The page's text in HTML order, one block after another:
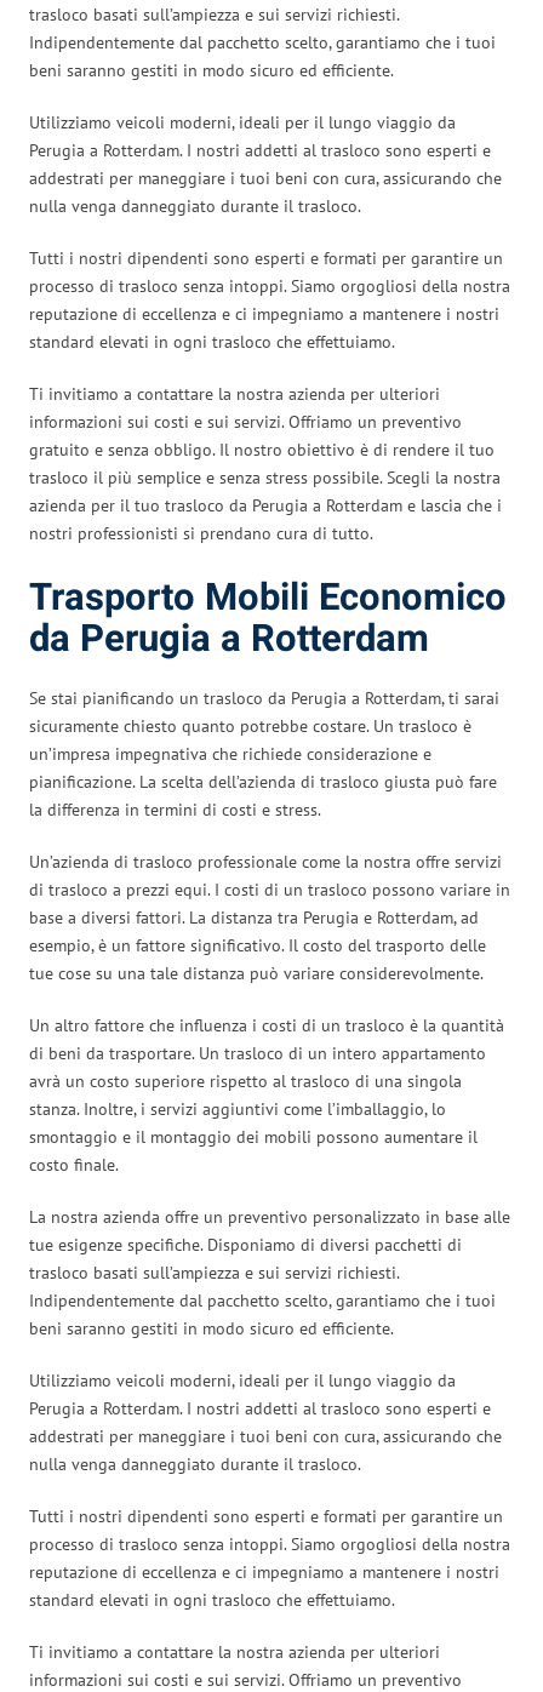
trasloco basati sull’ampiezza e sui servizi richiesti.
Indipendentemente dal pacchetto scelto, garantiamo che i tuoi
beni saranno gestiti in modo sicuro ed efficiente.
Utilizziamo veicoli moderni, ideali per il lungo viaggio da
Perugia a Rotterdam. I nostri addetti al trasloco sono esperti e
addestrati per maneggiare i tuoi beni con cura, assicurando che
nulla venga danneggiato durante il trasloco.
Tutti i nostri dipendenti sono esperti e formati per garantire un
processo di trasloco senza intoppi. Siamo orgogliosi della nostra
reputazione di eccellenza e ci impegniamo a mantenere i nostri
standard elevati in ogni trasloco che effettuiamo.
Ti invitiamo a contattare la nostra azienda per ulteriori
informazioni sui costi e sui servizi. Offriamo un preventivo
gratuito e senza obbligo. Il nostro obiettivo è di rendere il tuo
trasloco il più semplice e senza stress possibile. Scegli la nostra
azienda per il tuo trasloco da Perugia a Rotterdam e lascia che i
nostri professionisti si prendano cura di tutto.
Trasporto Mobili Economico
da Perugia a Rotterdam
Se stai pianificando un trasloco da Perugia a Rotterdam, ti sarai
sicuramente chiesto quanto potrebbe costare. Un trasloco è
un’impresa impegnativa che richiede considerazione e
pianificazione. La scelta dell’azienda di trasloco giusta può fare
la differenza in termini di costi e stress.
Un’azienda di trasloco professionale come la nostra offre servizi
di trasloco a prezzi equi. I costi di un trasloco possono variare in
base a diversi fattori. La distanza tra Perugia e Rotterdam, ad
esempio, è un fattore significativo. Il costo del trasporto delle
tue cose su una tale distanza può variare considerevolmente.
Un altro fattore che influenza i costi di un trasloco è la quantità
di beni da trasportare. Un trasloco di un intero appartamento
avrà un costo superiore rispetto al trasloco di una singola
stanza. Inoltre, i servizi aggiuntivi come l’imballaggio, lo
smontaggio e il montaggio dei mobili possono aumentare il
costo finale.
La nostra azienda offre un preventivo personalizzato in base alle
tue esigenze specifiche. Disponiamo di diversi pacchetti di
trasloco basati sull’ampiezza e sui servizi richiesti.
Indipendentemente dal pacchetto scelto, garantiamo che i tuoi
beni saranno gestiti in modo sicuro ed efficiente.
Utilizziamo veicoli moderni, ideali per il lungo viaggio da
Perugia a Rotterdam. I nostri addetti al trasloco sono esperti e
addestrati per maneggiare i tuoi beni con cura, assicurando che
nulla venga danneggiato durante il trasloco.
Tutti i nostri dipendenti sono esperti e formati per garantire un
processo di trasloco senza intoppi. Siamo orgogliosi della nostra
reputazione di eccellenza e ci impegniamo a mantenere i nostri
standard elevati in ogni trasloco che effettuiamo.
Ti invitiamo a contattare la nostra azienda per ulteriori
informazioni sui costi e sui servizi. Offriamo un preventivo